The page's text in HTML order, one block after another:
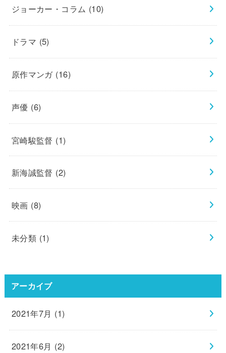
ジョーカー・コラム (10)
ドラマ (5)
原作マンガ (16)
声優 (6)
宮崎駿監督 (1)
新海誠監督 (2)
映画 (8)
未分類 (1)
アーカイブ
2021年7月 (1)
2021年6月 (2)